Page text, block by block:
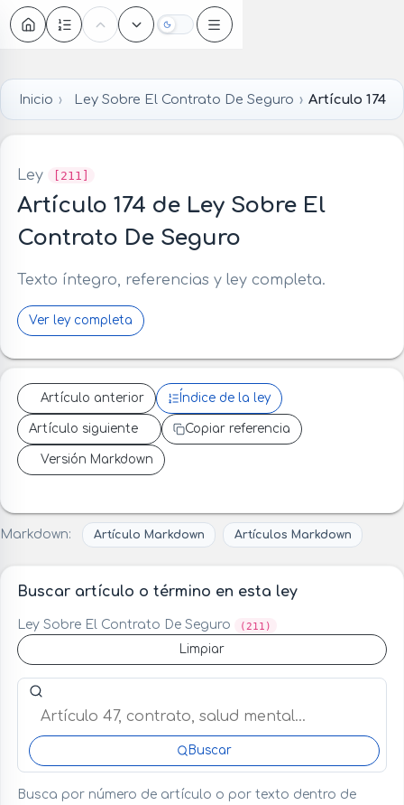
Oscuro
Inicio Ley Sobre El Contrato De Seguro Artículo 174
Ley [211]
Artículo 174 de Ley Sobre El
Contrato De Seguro
Texto íntegro, referencias y ley completa.
Ver ley completa
Artículo anterior Índice de la ley
Artículo siguiente Copiar referencia
Versión Markdown
Markdown: Artículo Markdown Artículos Markdown
Buscar artículo o término en esta ley
Ley Sobre El Contrato De Seguro (211)
Limpiar
Buscar artículo o término en esta ley
Buscar
Busca por número de artículo o por texto dentro de